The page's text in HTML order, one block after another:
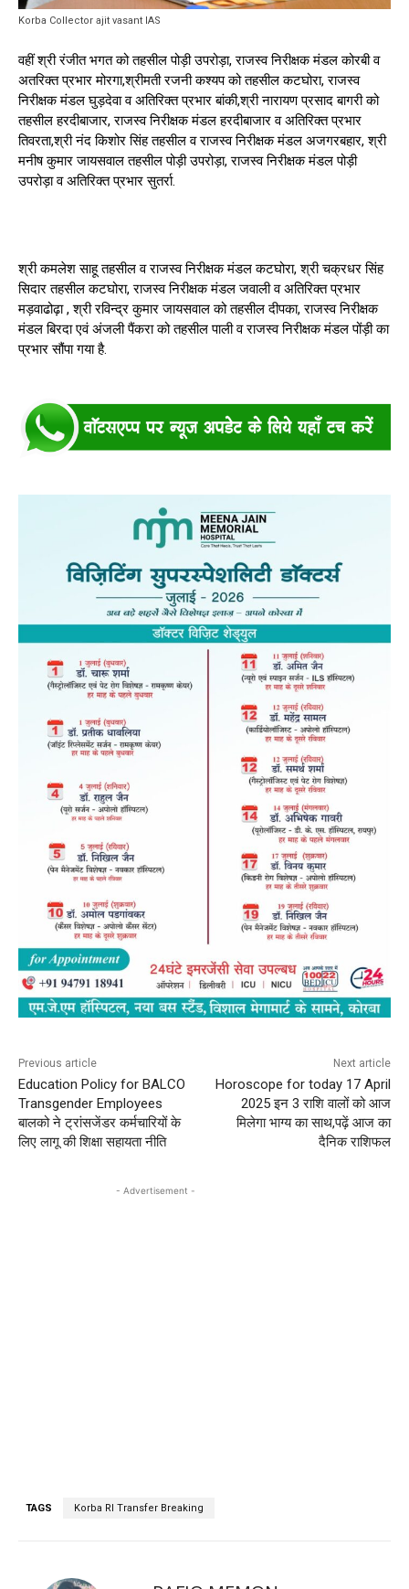
Korba Collector ajit vasant IAS
वहीं श्री रंजीत भगत को तहसील पोड़ी उपरोड़ा, राजस्व निरीक्षक मंडल कोरबी व
अतरिक्त प्रभार मोरगा,श्रीमती रजनी कश्यप को तहसील कटघोरा, राजस्व
निरीक्षक मंडल घुड़देवा व अतिरिक्त प्रभार बांकी,श्री नारायण प्रसाद बागरी को
तहसील हरदीबाजार, राजस्व निरीक्षक मंडल हरदीबाजार व अतिरिक्त प्रभार
तिवरता,श्री नंद किशोर सिंह तहसील व राजस्व निरीक्षक मंडल अजगरबहार, श्री
मनीष कुमार जायसवाल तहसील पोड़ी उपरोड़ा, राजस्व निरीक्षक मंडल पोड़ी
उपरोड़ा व अतिरिक्त प्रभार सुतर्रा.
श्री कमलेश साहू तहसील व राजस्व निरीक्षक मंडल कटघोरा, श्री चक्रधर सिंह
सिदार तहसील कटघोरा, राजस्व निरीक्षक मंडल जवाली व अतिरिक्त प्रभार
मड़वाढोढ़ा , श्री रविन्द्र कुमार जायसवाल को तहसील दीपका, राजस्व निरीक्षक
मंडल बिरदा एवं अंजली पैंकरा को तहसील पाली व राजस्व निरीक्षक मंडल पोंड़ी का
प्रभार सौंपा गया है.
Previous article
Education Policy for BALCO
Transgender Employees
बालको ने ट्रांसजेंडर कर्मचारियों के
लिए लागू की शिक्षा सहायता नीति
Next article
Horoscope for today 17 April
2025 इन 3 राशि वालों को आज
मिलेगा भाग्य का साथ,पढ़ें आज का
दैनिक राशिफल
- Advertisement -
TAGS Korba RI Transfer Breaking